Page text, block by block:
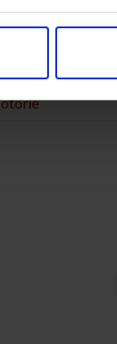
in qualsiasi
social media, i